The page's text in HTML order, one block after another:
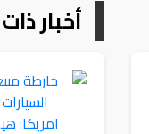
أخبار